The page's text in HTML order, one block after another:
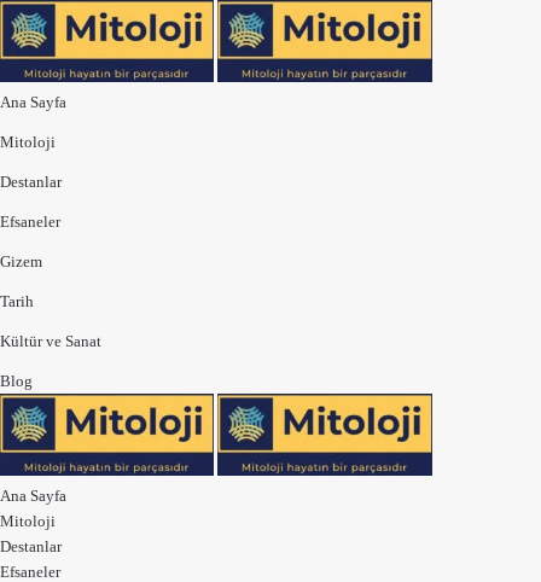
Ana Sayfa
Mitoloji
Destanlar
Efsaneler
Gizem
Tarih
Kültür ve Sanat
Blog
Ana Sayfa
Mitoloji
Destanlar
Efsaneler